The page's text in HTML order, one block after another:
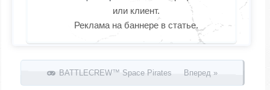
или клиент.
Реклама на баннере в статье.
Запись навигация
BATTLECREW™ Space Pirates Вперед »